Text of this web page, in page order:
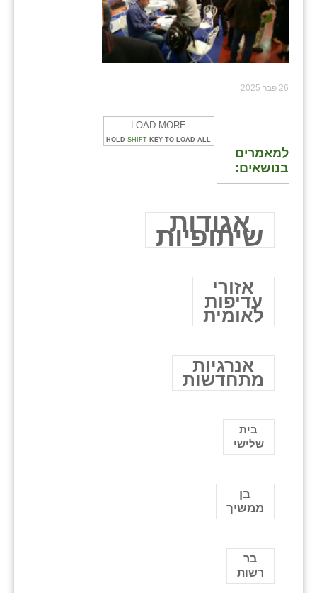
26 פבר 2025
LOAD MORE
HOLD SHIFT KEY TO LOAD ALL
למאמרים
בנושאים:
אגודות
שיתופיות
אזורי
עדיפות
לאומית
אנרגיות
מתחדשות
בית
שלישי
בן
ממשיך
בר
רשות